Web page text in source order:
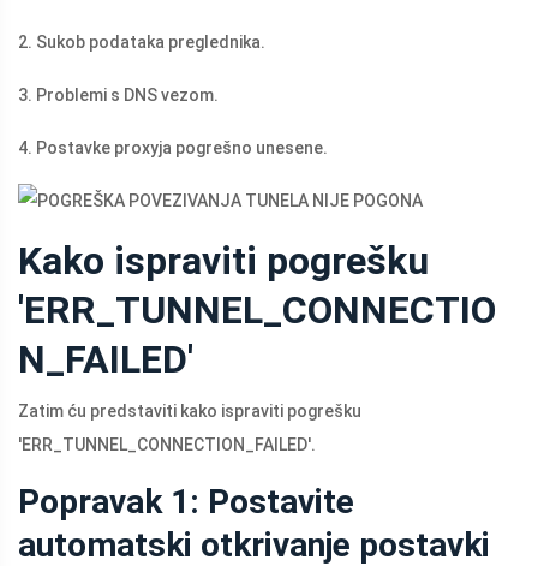
2. Sukob podataka preglednika.
3. Problemi s DNS vezom.
4. Postavke proxyja pogrešno unesene.
Kako ispraviti pogrešku
'ERR_TUNNEL_CONNECTIO
N_FAILED'
Zatim ću predstaviti kako ispraviti pogrešku
'ERR_TUNNEL_CONNECTION_FAILED'.
Popravak 1: Postavite
automatski otkrivanje postavki